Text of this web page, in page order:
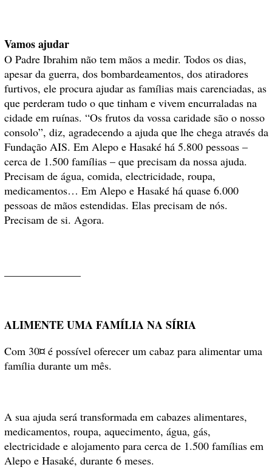
Vamos ajudar
O Padre Ibrahim não tem mãos a medir. Todos os dias,
apesar da guerra, dos bombardeamentos, dos atiradores
furtivos, ele procura ajudar as famílias mais carenciadas, as
que perderam tudo o que tinham e vivem encurraladas na
cidade em ruínas. “Os frutos da vossa caridade são o nosso
consolo”, diz, agradecendo a ajuda que lhe chega através da
Fundação AIS. Em Alepo e Hasaké há 5.800 pessoas –
cerca de 1.500 famílias – que precisam da nossa ajuda.
Precisam de água, comida, electricidade, roupa,
medicamentos… Em Alepo e Hasaké há quase 6.000
pessoas de mãos estendidas. Elas precisam de nós.
Precisam de si. Agora.
ALIMENTE UMA FAMÍLIA NA SÍRIA
Com 30¤ é possível oferecer um cabaz para alimentar uma
família durante um mês.
A sua ajuda será transformada em cabazes alimentares,
medicamentos, roupa, aquecimento, água, gás,
electricidade e alojamento para cerca de 1.500 famílias em
Alepo e Hasaké, durante 6 meses.